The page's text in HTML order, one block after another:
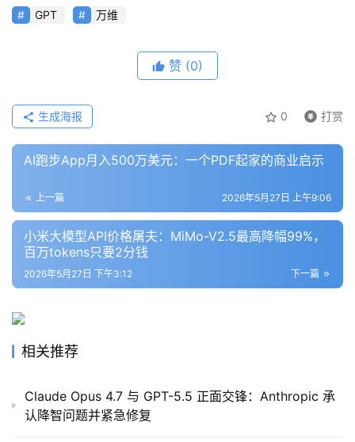
报
告
GPT 万维
赞 (0)
0 打赏
生成海报
AI跑步App月入500万美元：一个PDF起家的商业启示
上一篇 2026年5月27日 上午9:06
小米大模型API价格屠夫：MiMo-V2.5最高降幅99%，
百万tokens只要2分钱
下一篇
2026年5月27日 下午3:12
相关推荐
Claude Opus 4.7 与 GPT-5.5 正面交锋：Anthropic 承
认降智问题并紧急修复